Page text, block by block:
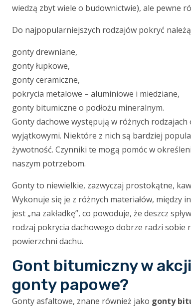
wiedzą zbyt wiele o budownictwie), ale pewne
Do najpopularniejszych rodzajów pokryć
gonty drewniane,
gonty łupkowe,
gonty ceramiczne,
pokrycia metalowe – aluminiowe i miedziane,
gonty bitumiczne o podłożu mineralnym.
Gonty dachowe występują w różnych
wyjątkowymi. Niektóre z nich są bardziej
żywotność. Czynniki te mogą pomóc w
naszym potrzebom.
Gonty to niewielkie, zazwyczaj prostokątne,
Wykonuje się je z różnych materiałów, między
jest „na zakładkę”, co powoduje, że deszcz
rodzaj pokrycia dachowego dobrze radzi
powierzchni dachu.
Gont bitumiczny w
gonty papowe?
Gonty asfaltowe, znane również jako gonty